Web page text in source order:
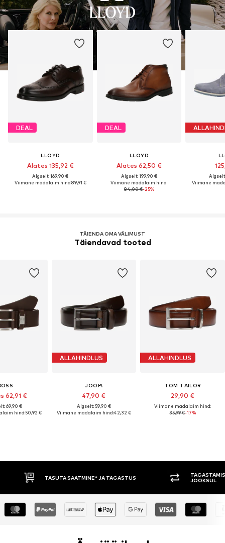
DEAL
LLOYD
Alates 135,92 €
Algselt: 169,90 €
Viimane madalaim hind:89,91 €
DEAL
LLOYD
Alates 62,50 €
Algselt: 199,90 €
Viimane madalaim hind:
84,00 €-25%
Viimane
TÄIENDA OMA VÄLIMUST
Täiendavad tooted
62,91 €
69,90 €
hind:50,92 €
ALLAHINDLUS
JOOP!
47,90 €
Algselt: 59,90 €
Viimane madalaim hind:42,32 €
ALLAHINDLUS
TOM TAILOR
29,90 €
Viimane madalaim hind:
35,99 €-17%
JOOKSUL